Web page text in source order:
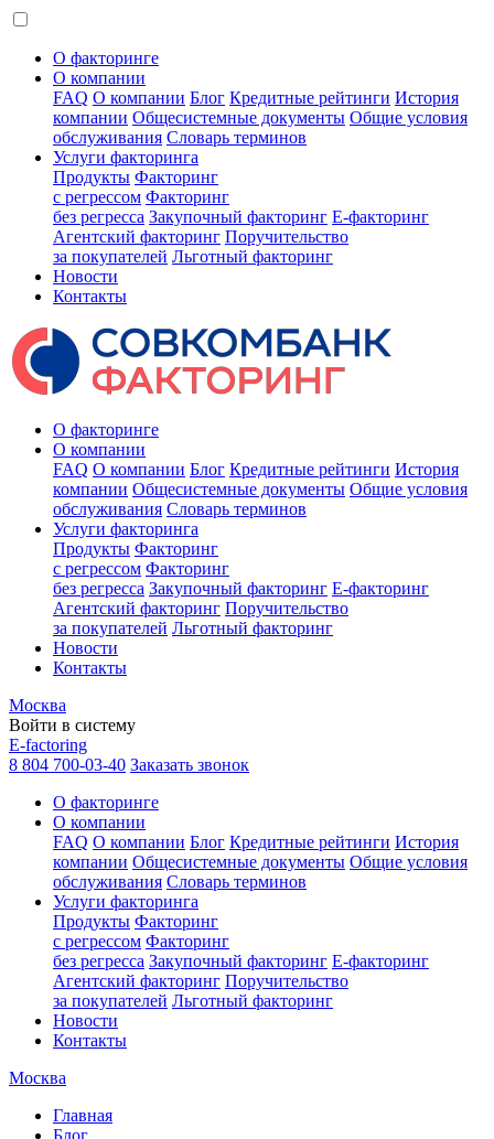
О факторинге
О компании
FAQ О компании Блог Кредитные рейтинги История
компании Общесистемные документы Общие условия
обслуживания Словарь терминов
Услуги факторинга
Продукты Факторинг
с регрессом Факторинг
без регресса Закупочный факторинг E-факторинг
Агентский факторинг Поручительство
за покупателей Льготный факторинг
Новости
Контакты
О факторинге
О компании
FAQ О компании Блог Кредитные рейтинги История
компании Общесистемные документы Общие условия
обслуживания Словарь терминов
Услуги факторинга
Продукты Факторинг
с регрессом Факторинг
без регресса Закупочный факторинг E-факторинг
Агентский факторинг Поручительство
за покупателей Льготный факторинг
Новости
Контакты
Москва
Войти в систему
E-factoring
8 804 700-03-40 Заказать звонок
О факторинге
О компании
FAQ О компании Блог Кредитные рейтинги История
компании Общесистемные документы Общие условия
обслуживания Словарь терминов
Услуги факторинга
Продукты Факторинг
с регрессом Факторинг
без регресса Закупочный факторинг E-факторинг
Агентский факторинг Поручительство
за покупателей Льготный факторинг
Новости
Контакты
Москва
Главная
Блог